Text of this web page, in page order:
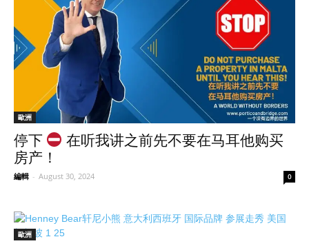
歐洲
停下
在听我讲之前先不要在马耳他购买
房产！
編輯 - August 30, 2024 0
歐洲